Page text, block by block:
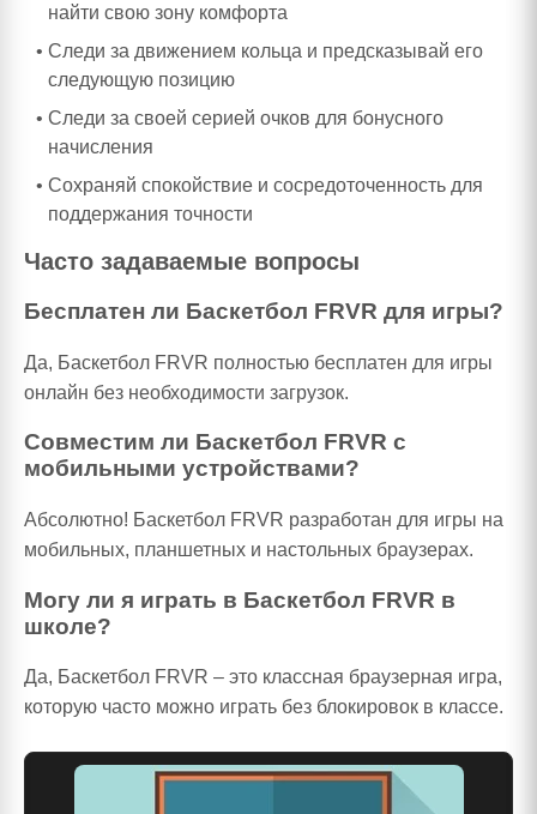
найти свою зону комфорта
Следи за движением кольца и предсказывай его
следующую позицию
Следи за своей серией очков для бонусного
начисления
Сохраняй спокойствие и сосредоточенность для
поддержания точности
Часто задаваемые вопросы
Бесплатен ли Баскетбол FRVR для игры?
Да, Баскетбол FRVR полностью бесплатен для игры
онлайн без необходимости загрузок.
Совместим ли Баскетбол FRVR с
мобильными устройствами?
Абсолютно! Баскетбол FRVR разработан для игры на
мобильных, планшетных и настольных браузерах.
Могу ли я играть в Баскетбол FRVR в
школе?
Да, Баскетбол FRVR – это классная браузерная игра,
которую часто можно играть без блокировок в классе.